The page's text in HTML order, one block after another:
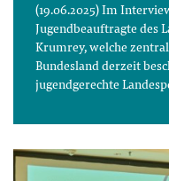
(19.06.2025) Im
Jugendbeauftragte des
Krumrey, welche
Bundesland derzeit
jugendgerechte